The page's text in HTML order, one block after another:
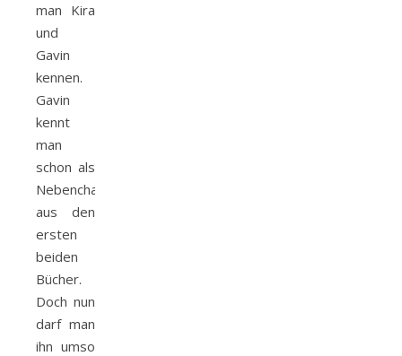
man Kira
und
Gavin
kennen.
Gavin
kennt
man
schon als
Nebencharakter
aus den
ersten
beiden
Bücher.
Doch nun
darf man
ihn umso